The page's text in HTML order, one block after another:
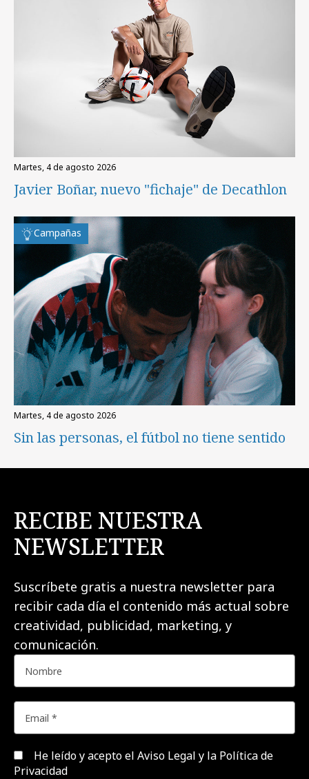
martes, 4 de agosto 2026
Javier Boñar, nuevo "fichaje" de Decathlon
Campañas
martes, 4 de agosto 2026
Sin las personas, el fútbol no tiene sentido
RECIBE NUESTRA
NEWSLETTER
Suscríbete gratis a nuestra newsletter para
recibir cada día el contenido más actual sobre
creatividad, publicidad, marketing, y
comunicación.
He leído y acepto el Aviso Legal y la Política de
Privacidad